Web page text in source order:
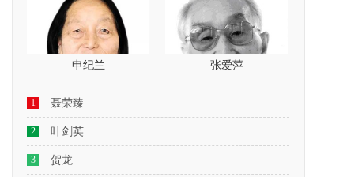
申纪兰 张爱萍
1 聂荣臻
2 叶剑英
3 贺龙